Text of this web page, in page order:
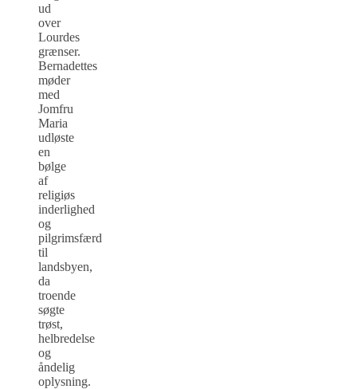
ud
over
Lourdes
grænser.
Bernadettes
møder
med
Jomfru
Maria
udløste
en
bølge
af
religiøs
inderlighed
og
pilgrimsfærd
til
landsbyen,
da
troende
søgte
trøst,
helbredelse
og
åndelig
oplysning.